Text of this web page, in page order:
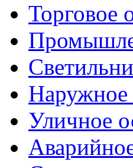
Торговое
Наружное
Уличное